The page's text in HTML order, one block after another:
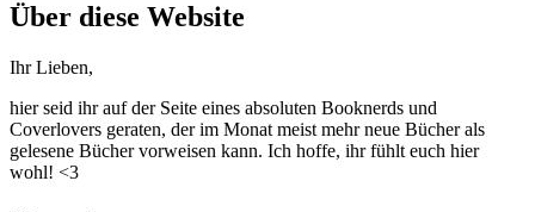
Über diese Website
Ihr Lieben,
hier seid ihr auf der Seite eines absoluten Booknerds und
Coverlovers geraten, der im Monat meist mehr neue Bücher als
gelesene Bücher vorweisen kann. Ich hoffe, ihr fühlt euch hier
wohl! <3